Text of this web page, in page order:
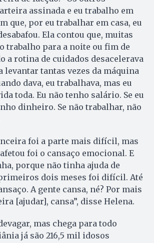
assinada e eu trabalho em
que, por eu trabalhar em casa, eu
Ela contou que, muitas
trabalho para a noite ou fim de
a rotina de cuidados desacelerava
levantar tantas vezes da máquina
dava, eu trabalhava, mas eu
toda. Eu não tenho salário. Se eu
dinheiro. Se não trabalhar, não
foi a parte mais difícil, mas
foi o cansaço emocional. E
porque não tinha ajuda de
dois meses foi difícil. Até
A gente cansa, né? Por mais
[ajudar], cansa”, disse Helena.
mas chega para todo
já são 216,5 mil idosos